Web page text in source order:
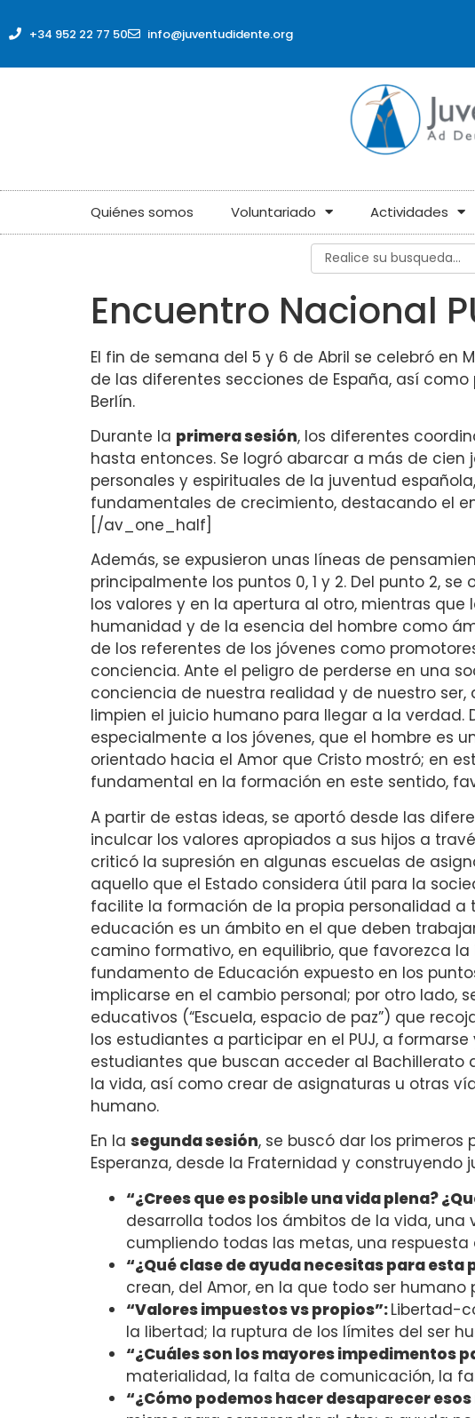
+34 952 22 77 50 info@juventudidente.org
Quiénes somos Voluntariado Actividades
Encuentro Nacional
El fin de semana del 5 y 6 de Abril se celebró en
de las diferentes secciones de España, así
Berlín.
Durante la primera sesión, los diferentes
hasta entonces. Se logró abarcar a más de
personales y espirituales de la juventud
fundamentales de crecimiento, destacando el
[/av_one_half]
Además, se expusieron unas líneas de
principalmente los puntos 0, 1 y 2. Del punto 2,
los valores y en la apertura al otro, mientras
humanidad y de la esencia del hombre como
de los referentes de los jóvenes como
conciencia. Ante el peligro de perderse en una
conciencia de nuestra realidad y de nuestro
limpien el juicio humano para llegar a la verdad.
especialmente a los jóvenes, que el hombre es
orientado hacia el Amor que Cristo mostró; en
fundamental en la formación en este sentido,
A partir de estas ideas, se aportó desde las
inculcar los valores apropiados a sus hijos a
criticó la supresión en algunas escuelas de
aquello que el Estado considera útil para la
facilite la formación de la propia personalidad
educación es un ámbito en el que deben
camino formativo, en equilibrio, que favorezca
fundamento de Educación expuesto en los
implicarse en el cambio personal; por otro lado,
educativos (“Escuela, espacio de paz”) que
los estudiantes a participar en el PUJ, a
estudiantes que buscan acceder al Bachillerato
la vida, así como crear de asignaturas u otras
humano.
En la segunda sesión, se buscó dar los
Esperanza, desde la Fraternidad y construyendo
“¿Crees que es posible una vida plena?
desarrolla todos los ámbitos de la vida,
cumpliendo todas las metas, una
“¿Qué clase de ayuda necesitas para esta
crean, del Amor, en la que todo ser
“Valores impuestos vs propios”:Libertad-
la libertad; la ruptura de los límites del ser
“¿Cuáles son los mayores impedimentos
materialidad, la falta de comunicación, la
“¿Cómo podemos hacer desaparecer